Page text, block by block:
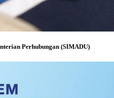
Perhubungan (SIMADU)